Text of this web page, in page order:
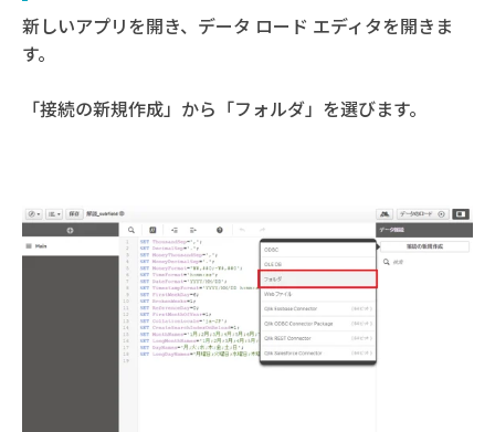
新しいアプリを開き、データ ロード エディタを開きま
す。
「接続の新規作成」から「フォルダ」を選びます。